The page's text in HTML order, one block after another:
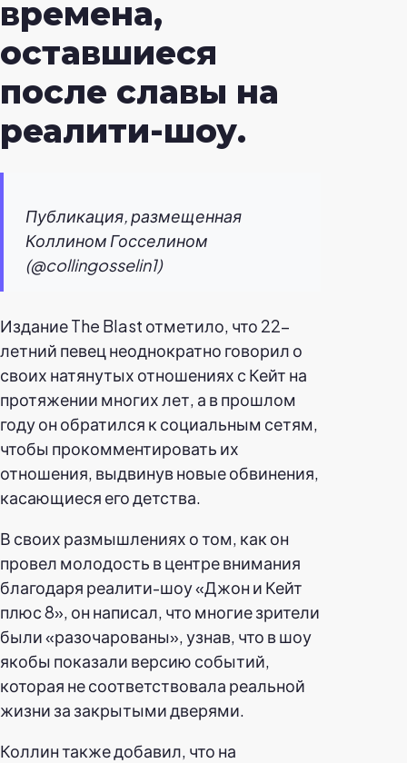
времена,
оставшиеся
после славы на
реалити-шоу.
Публикация, размещенная
Коллином Госселином
(@collingosselin1)
Издание The Blast отметило, что 22-
летний певец неоднократно говорил о
своих натянутых отношениях с Кейт на
протяжении многих лет, а в прошлом
году он обратился к социальным сетям,
чтобы прокомментировать их
отношения, выдвинув новые обвинения,
касающиеся его детства.
В своих размышлениях о том, как он
провел молодость в центре внимания
благодаря реалити-шоу «Джон и Кейт
плюс 8», он написал, что многие зрители
были «разочарованы», узнав, что в шоу
якобы показали версию событий,
которая не соответствовала реальной
жизни за закрытыми дверями.
Коллин также добавил, что на